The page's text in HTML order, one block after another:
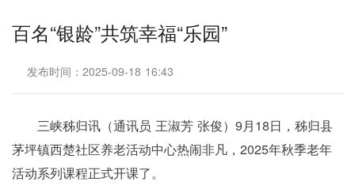
百名“银龄”共筑幸福“乐园”
发布时间：2025-09-18 16:43
三峡秭归讯（通讯员 王淑芳 张俊）9月18日，秭归县
茅坪镇西楚社区养老活动中心热闹非凡，2025年秋季老年
活动系列课程正式开课了。